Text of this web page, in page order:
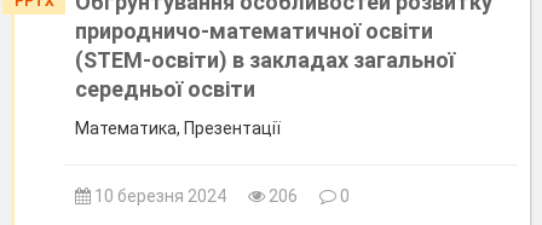
природничо-математичної освіти
(STEM-освіти) в закладах загальної
середньої освіти
Математика, Презентації
10 березня 2024 206 0